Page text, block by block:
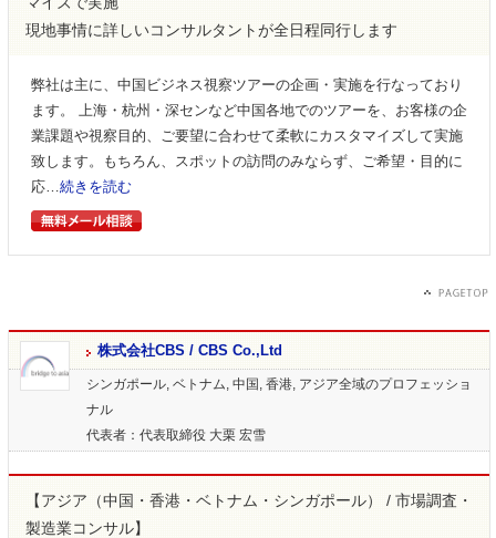
現地事情に詳しいコンサルタントが全日程同行します
弊社は主に、中国ビジネス視察ツアーの企画・実施を行なっており
ます。 上海・杭州・深センなど中国各地でのツアーを、お客様の企
業課題や視察目的、ご要望に合わせて柔軟にカスタマイズして実施
致します。もちろん、スポットの訪問のみならず、ご希望・目的に
応… 続きを読む
株式会社CBS / CBS Co.,Ltd
シンガポール, ベトナム, 中国, 香港, アジア全域のプロフェッショ
ナル
代表者：代表取締役 大栗 宏雪
【アジア（中国・香港・ベトナム・シンガポール） / 市場調査・
製造業コンサル】